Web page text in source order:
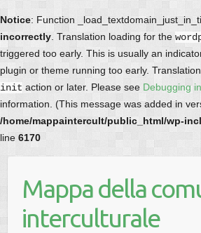
Notice: Function
incorrectly . Translation loading for the
triggered too early. This is usually an
plugin or theme running too early.
init action or later. Please see Debugging
information. (This message was added in
/home/mappaintercult/public_html/wp-
line 6170
Mappa della
interculturale